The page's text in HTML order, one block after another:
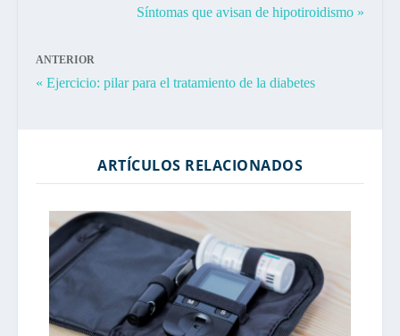
Síntomas que avisan de hipotiroidismo »
ANTERIOR
« Ejercicio: pilar para el tratamiento de la diabetes
ARTÍCULOS RELACIONADOS